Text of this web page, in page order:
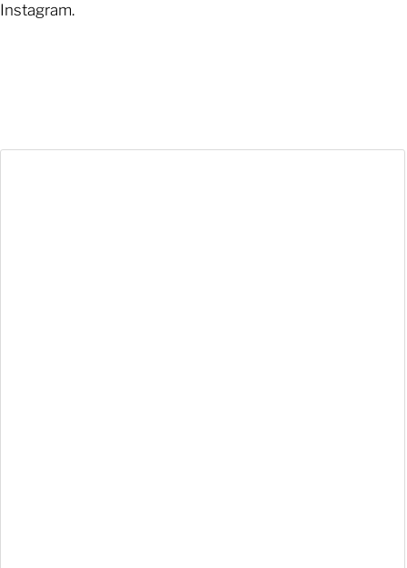
Instagram.